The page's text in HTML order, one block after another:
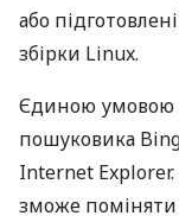
або
збірки Linux.
Єдиною умовою
пошуковика
Internet
зможе поміняти